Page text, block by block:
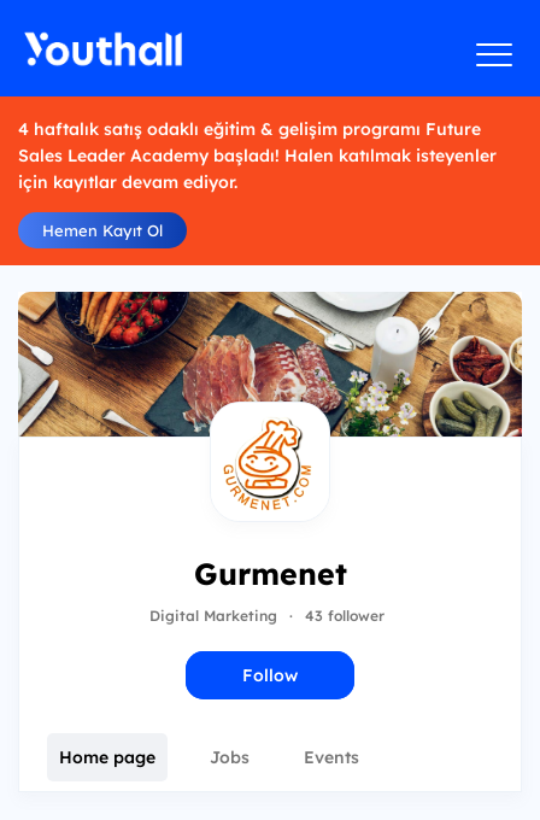
4 haftalık satış odaklı eğitim & gelişim programı Future
Sales Leader Academy başladı! Halen katılmak isteyenler
için kayıtlar devam ediyor.
Hemen Kayıt Ol
Gurmenet
Digital Marketing · 43 follower
Follow
Home page Jobs Events